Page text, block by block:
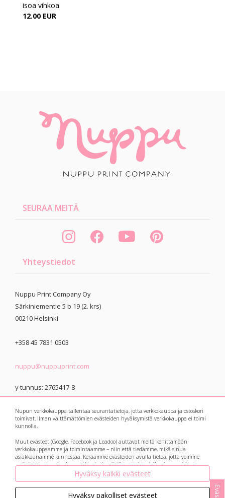
isoa vihkoa
12.00 EUR
SEURAA MEITÄ
Yhteystiedot
Nuppu Print Company Oy
Särkiniementie 5 b 19 (2. krs)
00210Helsinki
+358 45 7831 0503
nuppu@nuppuprint.com
y-tunnus: 2765417-8
© 2021 Nuppu Print
Company
Tietosuojaseloste
Nupun verkkokauppa tallentaa seurantatietoja, jotta verkkokauppa ja ostoskori
toimivat. Ilman välttämättömien evästeiden hyväksymistä verkkokauppa ei toimi
kunnolla.
Muut evästeet (Google, Facebook ja Leadoo) auttavat meitä kehittämään
verkkokauppaamme ja toimintaamme – niin että tiedämme, mikä sinua
asiakkaanamme kiinnostaa. Keräämme evästeiden avulla tietoa, jotta voimme
myös kohdentaa sinulle markkinointia niistä tuotteista, jotka sinua voisivat
kiinnostaa. Botit eli avautuvat keskusteluikkunat ja suosittelukoneet keräävät
myös tietoa kysymyksistäsi ja vastauksistasi, ja ne auttavat meitä vastaamaan ja
palvelemaan jatkossa vielä paremmin!
Hyväksy kaikki evästeet
Hyväksy pakolliset evästeet